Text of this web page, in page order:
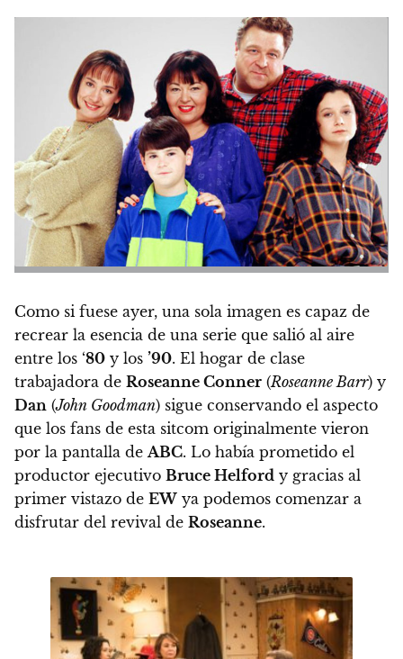
Como si fuese ayer, una sola imagen es capaz de
recrear la esencia de una serie que salió al aire
entre los ‘80 y los ’90. El hogar de clase
trabajadora de Roseanne Conner (Roseanne Barr) y
Dan (John Goodman) sigue conservando el aspecto
que los fans de esta sitcom originalmente vieron
por la pantalla deABC. Lo había prometido el
productor ejecutivo Bruce Helford y gracias al
primer vistazo de EW ya podemos comenzar a
disfrutar del revival de Roseanne.